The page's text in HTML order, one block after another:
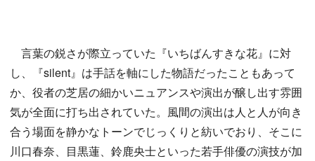
言葉の鋭さが際立っていた『いちばんすきな花』に対
し、『silent』は手話を軸にした物語だったこともあって
か、役者の芝居の細かいニュアンスや演出が醸し出す雰囲
気が全面に打ち出されていた。風間の演出は人と人が向き
合う場面を静かなトーンでじっくりと紡いでおり、そこに
川口春奈、目黒蓮、鈴鹿央士といった若手俳優の演技が加